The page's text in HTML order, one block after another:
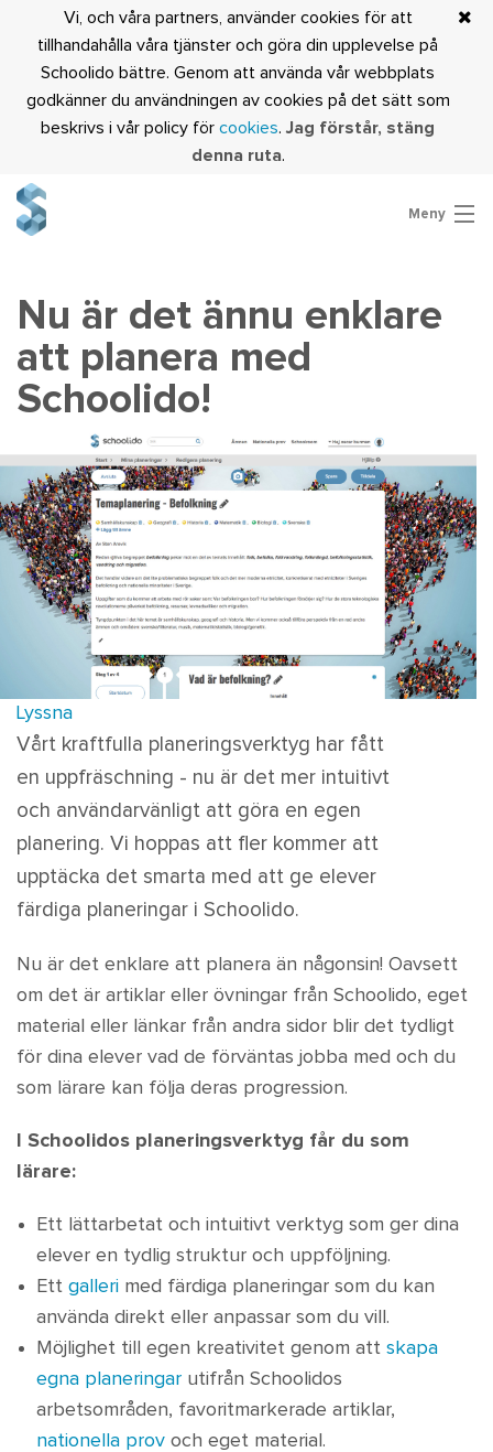
Vi, och våra partners, använder cookies för att
tillhandahålla våra tjänster och göra din upplevelse på
Schoolido bättre. Genom att använda vår webbplats
godkänner du användningen av cookies på det sätt som
beskrivs i vår policy för cookies. Jag förstår, stäng
denna ruta.
Meny
Nu är det ännu enklare
att planera med
Schoolido!
Lyssna
Vårt kraftfulla planeringsverktyg har fått
en uppfräschning - nu är det mer intuitivt
och användarvänligt att göra en egen
planering. Vi hoppas att fler kommer att
upptäcka det smarta med att ge elever
färdiga planeringar i Schoolido.
Nu är det enklare att planera än någonsin! Oavsett
om det är artiklar eller övningar från Schoolido, eget
material eller länkar från andra sidor blir det tydligt
för dina elever vad de förväntas jobba med och du
som lärare kan följa deras progression.
I Schoolidos planeringsverktyg får du som
lärare:
Ett lättarbetat och intuitivt verktyg som ger dina
elever en tydlig struktur och uppföljning.
Ett gallerimed färdiga planeringar som du kan
använda direkt eller anpassar som du vill.
Möjlighet till egen kreativitet genom att skapa
egna planeringar utifrån Schoolidos
arbetsområden, favoritmarkerade artiklar,
nationella provoch eget material.